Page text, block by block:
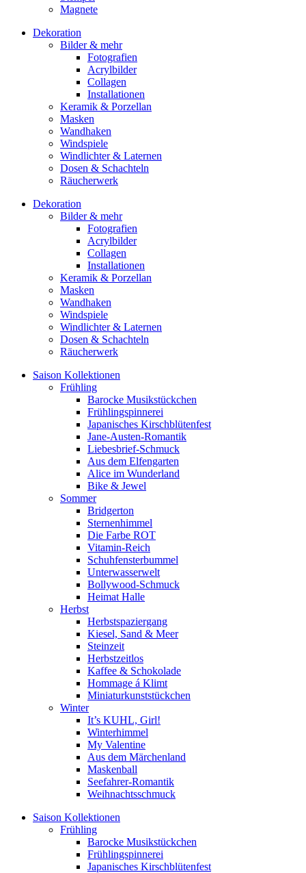
Magnete
Dekoration
Bilder & mehr
Fotografien
Acrylbilder
Collagen
Installationen
Keramik & Porzellan
Masken
Wandhaken
Windspiele
Windlichter & Laternen
Dosen & Schachteln
Räucherwerk
Dekoration
Bilder & mehr
Fotografien
Acrylbilder
Collagen
Installationen
Keramik & Porzellan
Masken
Wandhaken
Windspiele
Windlichter & Laternen
Dosen & Schachteln
Räucherwerk
Saison Kollektionen
Frühling
Barocke Musikstückchen
Frühlingspinnerei
Japanisches Kirschblütenfest
Jane-Austen-Romantik
Liebesbrief-Schmuck
Aus dem Elfengarten
Alice im Wunderland
Bike & Jewel
Sommer
Bridgerton
Sternenhimmel
Die Farbe ROT
Vitamin-Reich
Schuhfensterbummel
Unterwasserwelt
Bollywood-Schmuck
Heimat Halle
Herbst
Herbstspaziergang
Kiesel, Sand & Meer
Steinzeit
Herbstzeitlos
Kaffee & Schokolade
Hommage á Klimt
Miniaturkunststückchen
Winter
It’s KUHL, Girl!
Winterhimmel
My Valentine
Aus dem Märchenland
Maskenball
Seefahrer-Romantik
Weihnachtsschmuck
Saison Kollektionen
Frühling
Barocke Musikstückchen
Frühlingspinnerei
Japanisches Kirschblütenfest